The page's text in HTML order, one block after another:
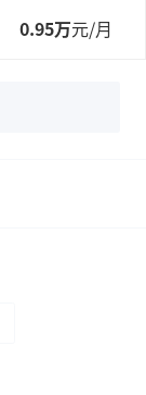
0.95万元/月